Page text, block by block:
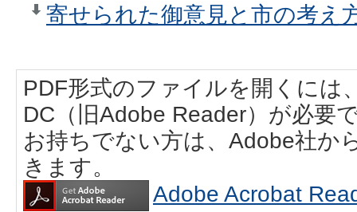
寄せられた御意見と市の考え
PDF形式のファイルを開くには
DC（旧Adobe Reader）が必要
お持ちでない方は、Adobe社か
きます。
Adobe Acrobat